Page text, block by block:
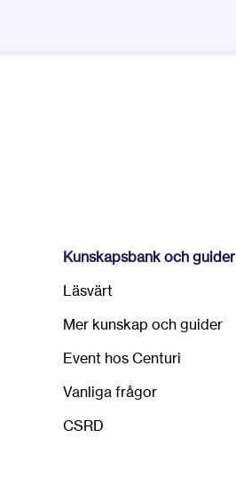
Kunskapsbank och guider
Läsvärt
Mer kunskap och guider
Event hos Centuri
Vanliga frågor
CSRD